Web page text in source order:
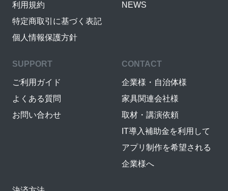
利用規約
特定商取引に基づく表記
個人情報保護方針
NEWS
SUPPORT
ご利用ガイド
よくある質問
お問い合わせ
CONTACT
企業様・自治体様
家具関連会社様
取材・講演依頼
IT導入補助金を利用して
アプリ制作を希望される
企業様へ